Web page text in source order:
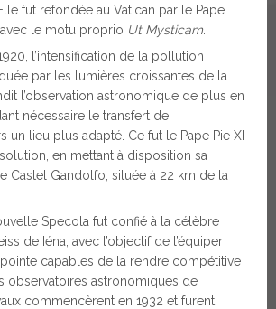
fut refondée au Vatican par le Pape
avec le motu proprio Ut Mysticam
l’intensification de la pollution
par les lumières croissantes de la
l’observation astronomique de plus en
nécessaire le transfert de
un lieu plus adapté. Ce fut le Pape Pie XI
en mettant à disposition sa
Castel Gandolfo, située à 22 km de la
Specola fut confié à la célèbre
de Iéna, avec l’objectif de l’équiper
capables de la rendre compétitive
observatoires astronomiques de
commencèrent en 1932 et furent